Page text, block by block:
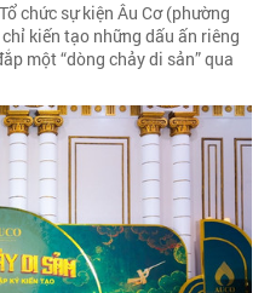
chức sự kiện Âu Cơ (phường
kiến tạo những dấu ấn riêng
một “dòng chảy di sản” qua